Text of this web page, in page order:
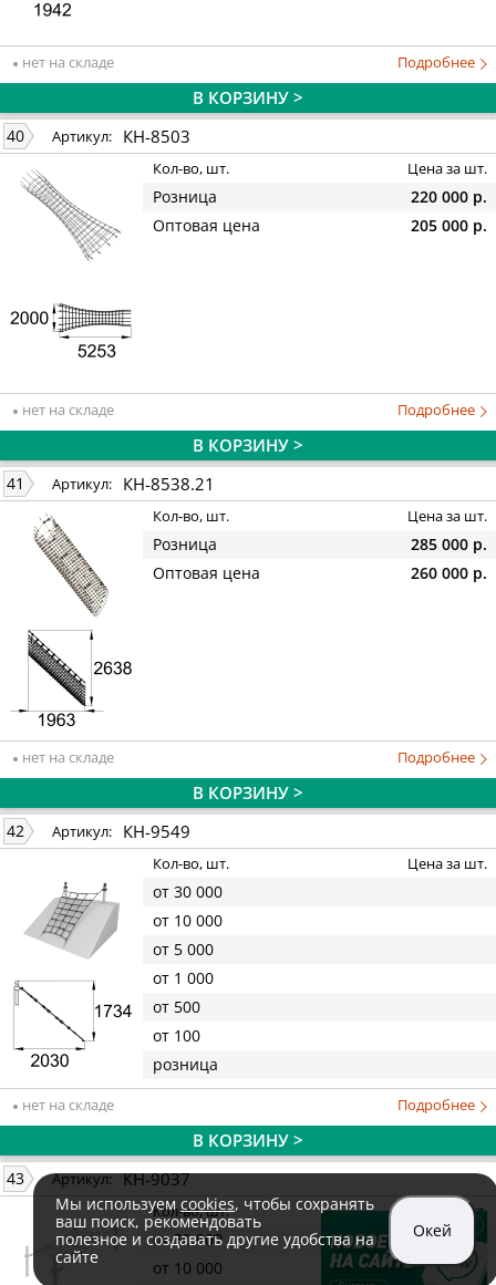
нет на складе Подробнее
В КОРЗИНУ >
40 Артикул: КН-8503
Кол-во, шт. Цена за шт.
Розница
220 000 р.
Оптовая цена
205 000 р.
нет на складе Подробнее
В КОРЗИНУ >
41 Артикул: КН-8538.21
Кол-во, шт. Цена за шт.
Розница
285 000 р.
Оптовая цена
260 000 р.
нет на складе Подробнее
В КОРЗИНУ >
42 Артикул: КН-9549
Кол-во, шт. Цена за шт.
от 30 000
от 10 000
от 5 000
от 1 000
от 500
от 100
розница
нет на складе Подробнее
В КОРЗИНУ >
43 Артикул: КН-9037
Кол-во, шт. Цена за шт.
от 30 000
от 10 000
Мы используемcookies, чтобы сохранять
ваш поиск, рекомендовать
полезное и создавать другие удобства на
сайте
Окей